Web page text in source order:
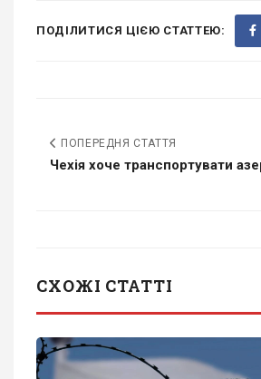
ПОДІЛИТИСЯ ЦІЄЮ СТАТТЕЮ:
ПОПЕРЕДНЯ СТАТТЯ
Чехія хоче транспортувати
СХОЖІ СТАТТІ